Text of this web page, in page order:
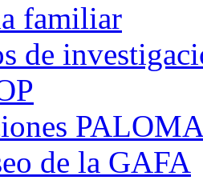
familiar
de
de la GAFA